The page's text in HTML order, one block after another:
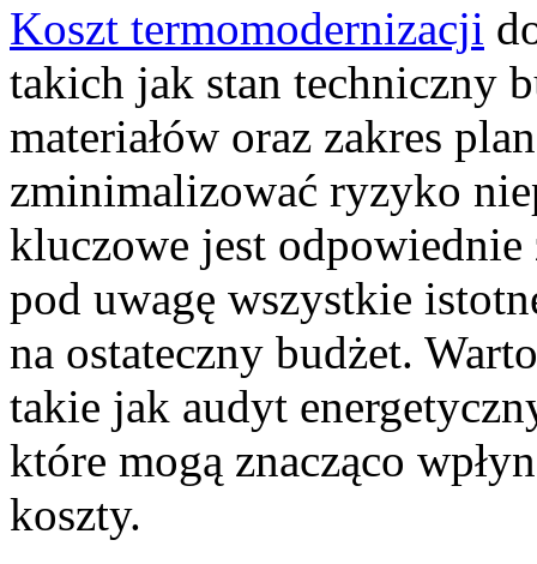
Koszt termomodernizacji
takich jak stan techniczny
materiałów oraz zakres
zminimalizować ryzyko
kluczowe jest odpowiednie
pod uwagę wszystkie
na ostateczny budżet.
takie jak audyt
które mogą znacząco
koszty.